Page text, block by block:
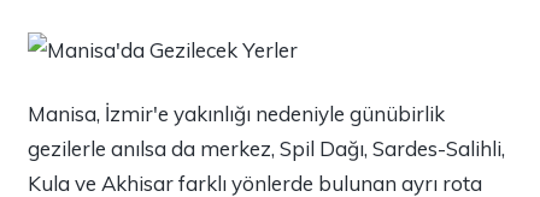
Manisa, İzmir'e yakınlığı nedeniyle günübirlik
gezilerle anılsa da merkez, Spil Dağı, Sardes-Salihli,
Kula ve Akhisar farklı yönlerde bulunan ayrı rota